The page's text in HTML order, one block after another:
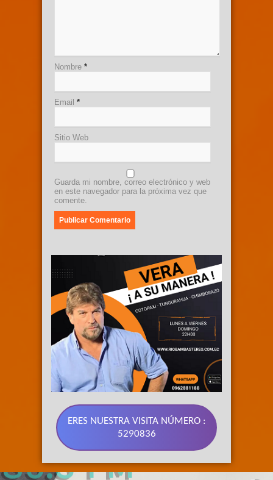
Nombre *
Email *
Sitio Web
Guarda mi nombre, correo electrónico y web
en este navegador para la próxima vez que
comente.
ERES NUESTRA VISITA NÚMERO :
5290836